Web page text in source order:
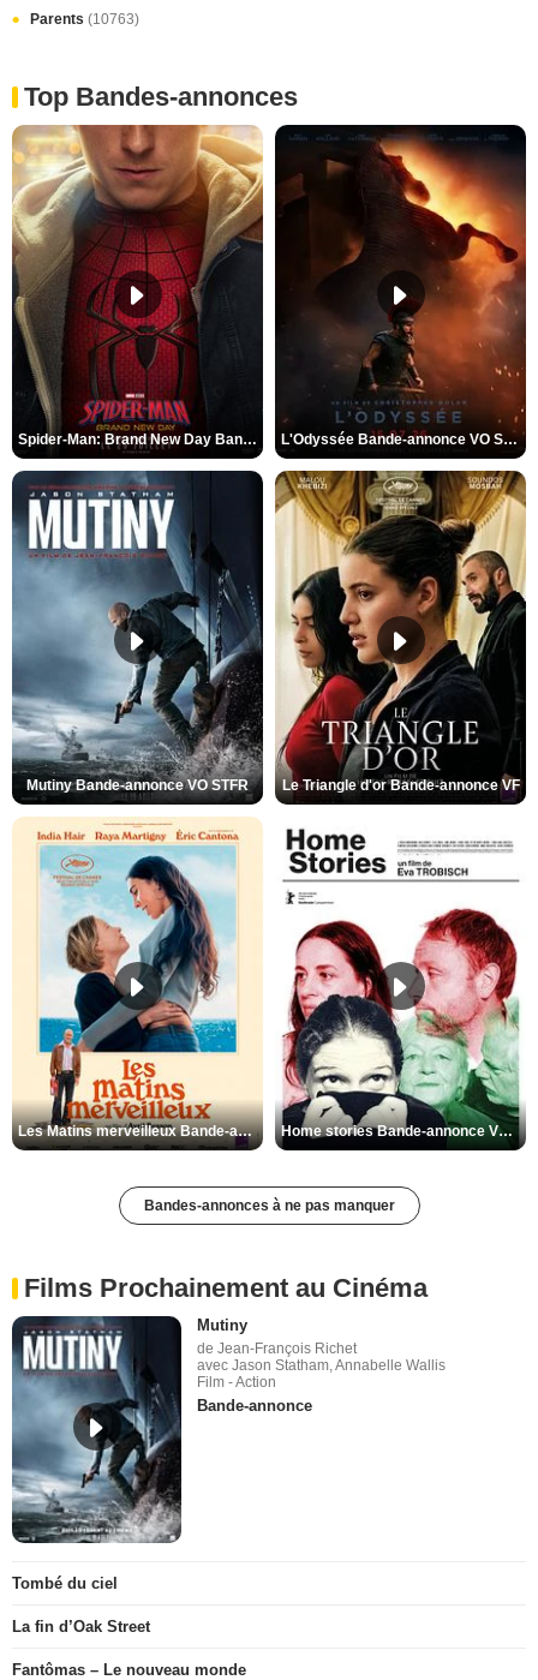
Parents (10763)
Top Bandes-annonces
Spider-Man: Brand New Day Bande-annonce VO STFR L'Odyssée Bande-annonce VO STFR
Mutiny Bande-annonce VO STFR Le Triangle d'or Bande-annonce VF
Les Matins merveilleux Bande-annonce VF Home stories Bande-annonce VO STFR
Bandes-annonces à ne pas manquer
Films Prochainement au Cinéma
Mutiny
de Jean-François Richet
avec Jason Statham, Annabelle Wallis
Film - Action
Bande-annonce
Tombé du ciel
La fin d’Oak Street
Fantômas – Le nouveau monde